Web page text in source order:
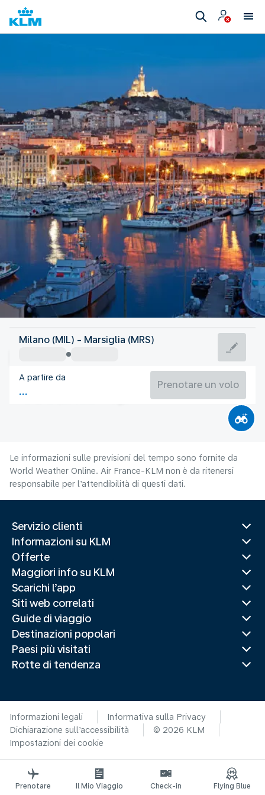
Francia
Marsiglia
Francia
Orario del volo
Milano (MIL) - Marsiglia (MRS)
A partire da
Prenotare un volo
Le informazioni sulle previsioni del tempo sono fornite da
World Weather Online. Air France-KLM non è da ritenersi
responsabile per l’attendibilità di questi dati.
Servizio clienti
Informazioni su KLM
Offerte
Maggiori info su KLM
Scarichi l’app
Siti web correlati
Guide di viaggio
Destinazioni popolari
Paesi più visitati
Rotte di tendenza
Informazioni legali
Informativa sulla Privacy
Dichiarazione sull’accessibilità
© 2026 KLM
Impostazioni dei cookie
Prenotare Il Mio Viaggio Check-in Flying Blue